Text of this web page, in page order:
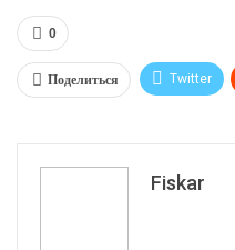
0
Поделиться Twitter
Fiskar